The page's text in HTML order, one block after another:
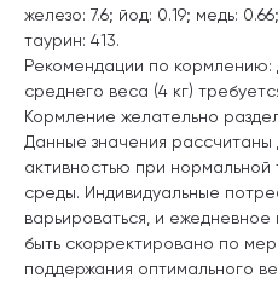
железо: 7.6; йод: 0.19; медь:
таурин: 413.
Рекомендации по кормлению:
среднего веса (4 кг)
Кормление желательно
Данные значения
активностью при
среды. Индивидуальные
варьироваться, и
быть скорректировано по
поддержания оптимального